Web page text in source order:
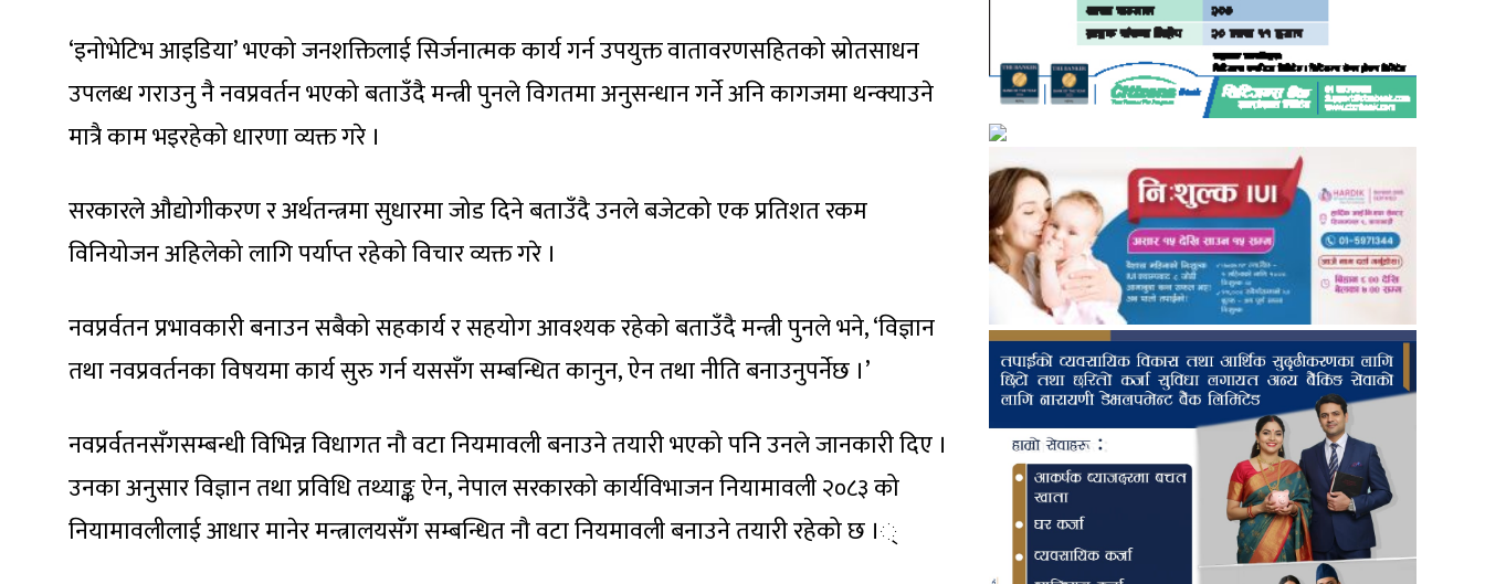
‘इनोभेटिभ आइडिया’ भएको जनशक्तिलाई सिर्जनात्मक कार्य गर्न उपयुक्त वातावरणसहितको स्रोतसाधन
उपलब्ध गराउनु नै नवप्रवर्तन भएको बताउँदै मन्त्री पुनले विगतमा अनुसन्धान गर्ने अनि कागजमा थन्क्याउने
मात्रै काम भइरहेको धारणा व्यक्त गरे ।
सरकारले औद्योगीकरण र अर्थतन्त्रमा सुधारमा जोड दिने बताउँदै उनले बजेटको एक प्रतिशत रकम
विनियोजन अहिलेको लागि पर्याप्त रहेको विचार व्यक्त गरे ।
नवप्रर्वतन प्रभावकारी बनाउन सबैको सहकार्य र सहयोग आवश्यक रहेको बताउँदै मन्त्री पुनले भने, ‘विज्ञान
तथा नवप्रवर्तनका विषयमा कार्य सुरु गर्न यससँग सम्बन्धित कानुन, ऐन तथा नीति बनाउनुपर्नेछ ।’
नवप्रर्वतनसँगसम्बन्धी विभिन्न विधागत नौ वटा नियमावली बनाउने तयारी भएको पनि उनले जानकारी दिए ।
उनका अनुसार विज्ञान तथा प्रविधि तथ्याङ्क ऐन, नेपाल सरकारको कार्यविभाजन नियामावली २०८३ को
नियामावलीलाई आधार मानेर मन्त्रालयसँग सम्बन्धित नौ वटा नियमावली बनाउने तयारी रहेको छ ।्